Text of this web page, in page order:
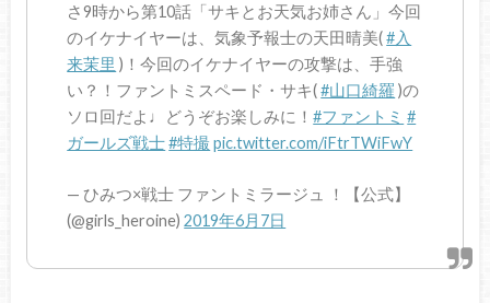
さ9時から第10話「サキとお天気お姉さん」今回
のイケナイヤーは、気象予報士の天田晴美(#入
来茉里 )！今回のイケナイヤーの攻撃は、手強
い？！ファントミスペード・サキ(#山口綺羅 )の
ソロ回だよ♩どうぞお楽しみに！#ファントミ #
ガールズ戦士#特撮pic.twitter.com/iFtrTWiFwY
— ひみつ×戦士 ファントミラージュ ！【公式】
(@girls_heroine)2019年6月7日